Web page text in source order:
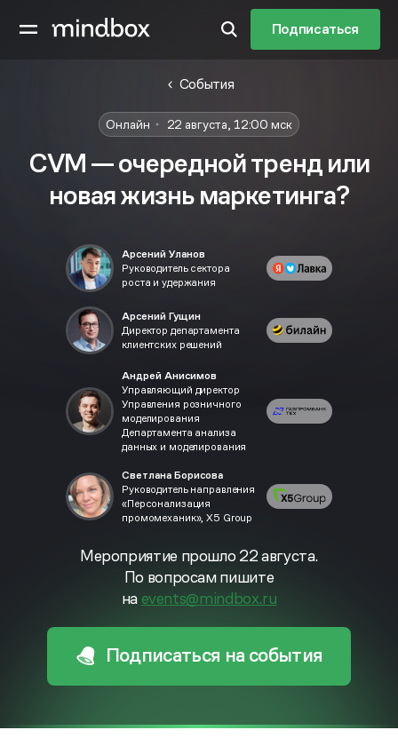
Подписаться
События
Онлайн 22 августа, 12:00 мск
СVM — очередной тренд или
новая жизнь маркетинга?
Арсений Уланов
Руководитель сектора
роста и удержания
Арсений Гущин
Директор департамента
клиентских решений
Андрей Анисимов
Управляющий директор
Управления розничного
моделирования
Департамента анализа
данных и моделирования
Светлана Борисова
Руководитель направления
«Персонализация
промомеханик», Х5 Group
Мероприятие прошло 22 августа.
По вопросам пишите
наevents@mindbox.ru
Подписаться на события